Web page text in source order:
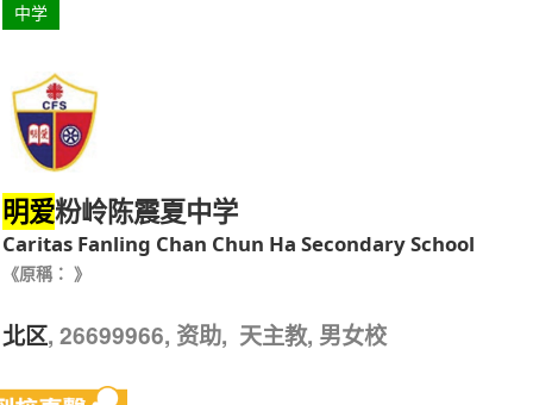
中学
明爱粉岭陈震夏中学
Caritas Fanling Chan Chun Ha Secondary School
《原稱： 》
北区, 26699966, 资助, 天主教, 男女校